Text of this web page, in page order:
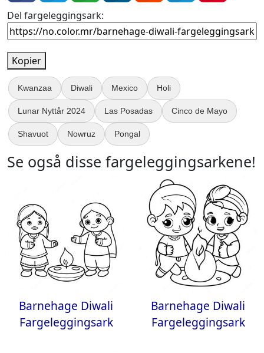
Del fargeleggingsark:
Kopier
Kwanzaa Diwali Mexico Holi
Lunar Nyttår 2024 Las Posadas Cinco de Mayo
Shavuot Nowruz Pongal
Se også disse fargeleggingsarkene!
Barnehage Diwali
Fargeleggingsark
Barnehage Diwali
Fargeleggingsark